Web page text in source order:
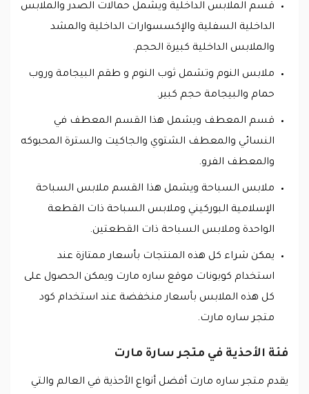
قسم الملابس الداخلية ويشمل حمالات الصدر والملابس
الداخلية السفلية والإكسسوارات الداخلية والمشد
والملابس الداخلية كبيرة الحجم.
ملابس النوم وتشمل ثوب النوم و طقم البيجامة وروب
حمام والبيجامة حجم كبير.
قسم المعطف ويشمل هذا القسم المعطف في
النسائي والمعطف الشتوي والجاكيت والسترة المحبوكه
والمعطف الفرو.
ملابس السباحة ويشمل هذا القسم ملابس السباحة
الإسلامية البوركيني وملابس السباحة ذات القطعة
الواحدة وملابس السباحة ذات القطعتين.
يمكن شراء كل هذه المنتجات بأسعار ممتازة عند
استخدام كوبونات موقع ساره مارت ويمكن الحصول على
كل هذه الملابس بأسعار منخفضة عند استخدام كود
متجر ساره مارت.
فئة الأحذية في متجر سارة مارت
يقدم متجر ساره مارت أفضل أنواع الأحذية في العالم والتي